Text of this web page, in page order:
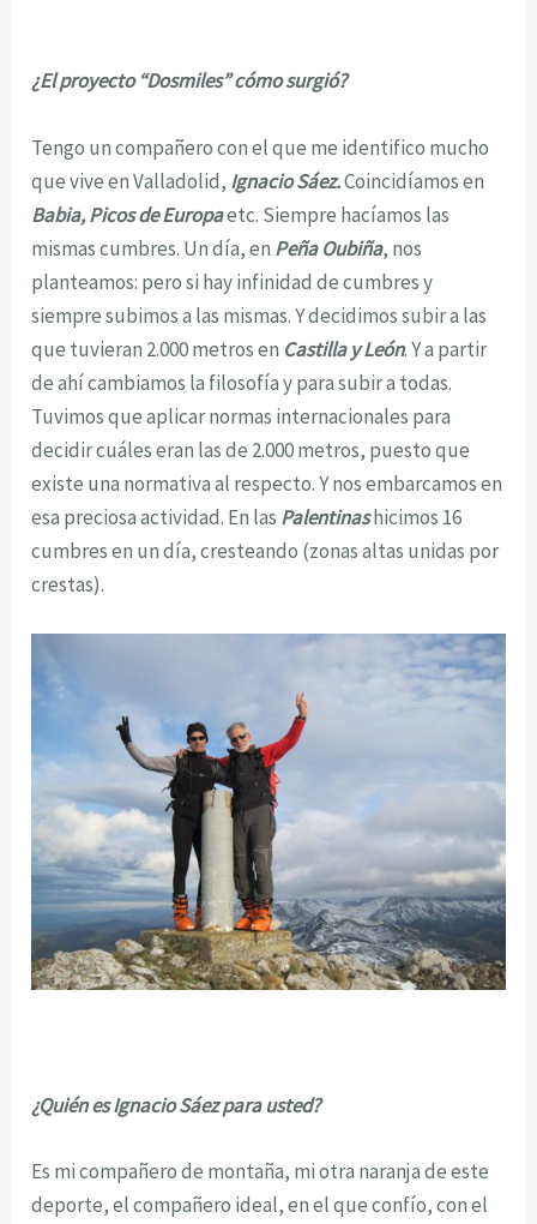
¿El proyecto “Dosmiles” cómo surgió?
Tengo un compañero con el que me identifico mucho
que vive en Valladolid, Ignacio Sáez.Coincidíamos en
Babia, Picos de Europaetc. Siempre hacíamos las
mismas cumbres. Un día, en Peña Oubiña, nos
planteamos: pero si hay infinidad de cumbres y
siempre subimos a las mismas. Y decidimos subir a las
que tuvieran 2.000 metros en Castilla y León. Y a partir
de ahí cambiamos la filosofía y para subir a todas.
Tuvimos que aplicar normas internacionales para
decidir cuáles eran las de 2.000 metros, puesto que
existe una normativa al respecto. Y nos embarcamos en
esa preciosa actividad. En las Palentinashicimos 16
cumbres en un día, cresteando (zonas altas unidas por
crestas).
¿Quién es Ignacio Sáez para usted?
Es mi compañero de montaña, mi otra naranja de este
deporte, el compañero ideal, en el que confío, con el